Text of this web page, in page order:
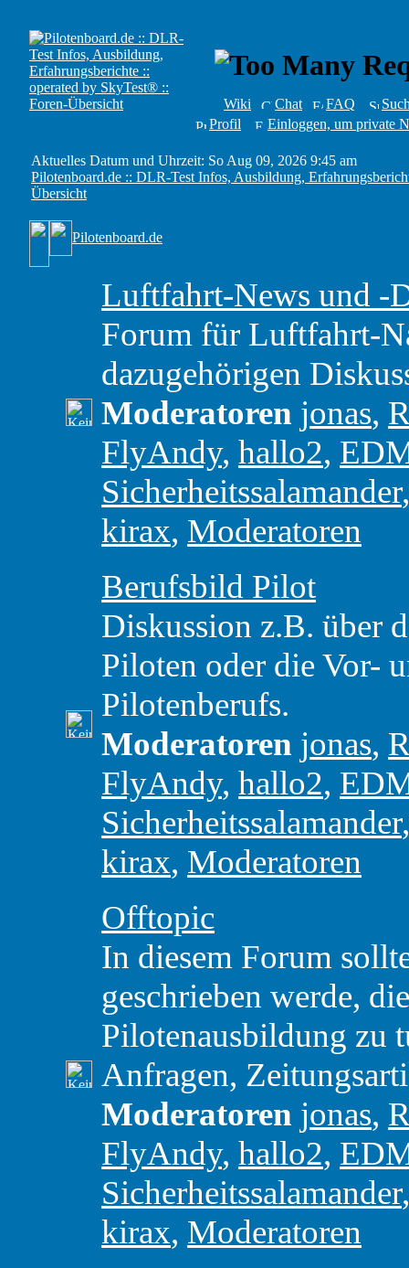
Wiki Chat FAQ
Profil
Einloggen, um private
Aktuelles Datum und Uhrzeit: So Aug 09, 2026 9:45 am
Pilotenboard.de :: DLR-Test Infos, Ausbildung,
Übersicht
Pilotenboard.de
Luftfahrt-News und -
Forum für Luftfahrt-
dazugehörigen
Moderatoren jonas,
FlyAndy, hallo2,
Sicherheitssalamander
kirax, Moderatoren
Berufsbild Pilot
Diskussion z.B. über
Piloten oder die Vor-
Pilotenberufs.
Moderatoren jonas,
FlyAndy, hallo2,
Sicherheitssalamander
kirax, Moderatoren
Offtopic
In diesem Forum
geschrieben werde,
Pilotenausbildung zu
Anfragen,
Moderatoren jonas,
FlyAndy, hallo2,
Sicherheitssalamander
kirax, Moderatoren